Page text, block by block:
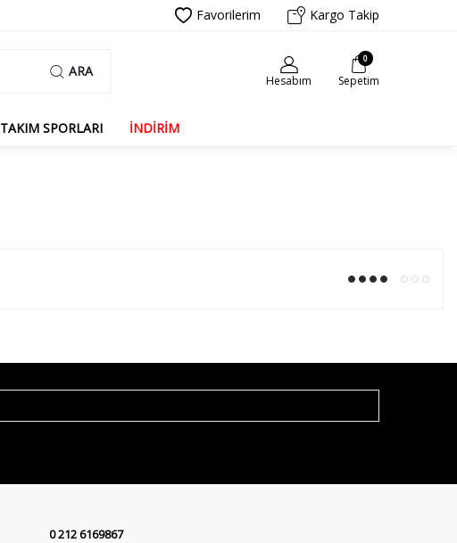
Favorilerim Kargo Takip
ARA
Hesabım
0
Sepetim
TAKIM SPORLARI İNDİRİM
0 212 6169867